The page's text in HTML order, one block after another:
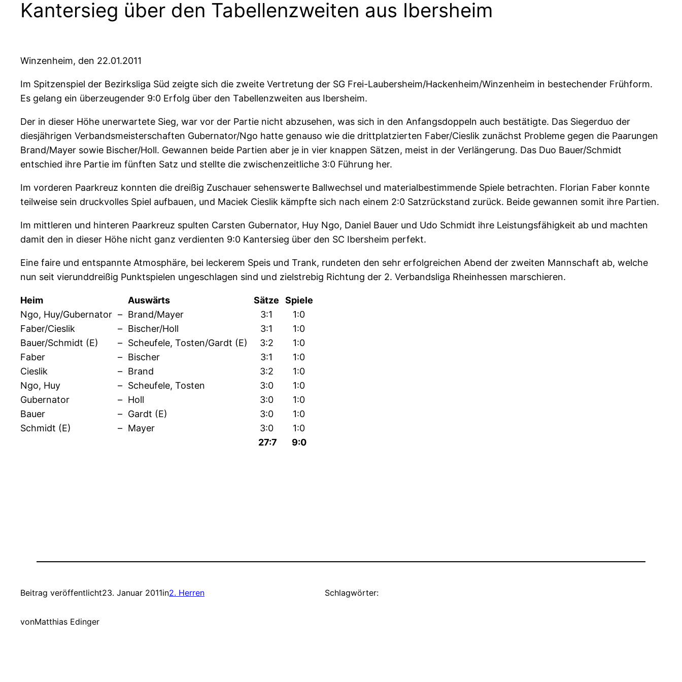
Kantersieg über den Tabellenzweiten aus Ibersheim
Winzenheim, den 22.01.2011
Im Spitzenspiel der Bezirksliga Süd zeigte sich die zweite Vertretung der SG Frei-Laubersheim/Hackenheim/Winzenheim in bestechender Frühform.
Es gelang ein überzeugender 9:0 Erfolg über den Tabellenzweiten aus Ibersheim.
Der in dieser Höhe unerwartete Sieg, war vor der Partie nicht abzusehen, was sich in den Anfangsdoppeln auch bestätigte. Das Siegerduo der
diesjährigen Verbandsmeisterschaften Gubernator/Ngo hatte genauso wie die drittplatzierten Faber/Cieslik zunächst Probleme gegen die Paarungen
Brand/Mayer sowie Bischer/Holl. Gewannen beide Partien aber je in vier knappen Sätzen, meist in der Verlängerung. Das Duo Bauer/Schmidt
entschied ihre Partie im fünften Satz und stellte die zwischenzeitliche 3:0 Führung her.
Im vorderen Paarkreuz konnten die dreißig Zuschauer sehenswerte Ballwechsel und materialbestimmende Spiele betrachten. Florian Faber konnte
teilweise sein druckvolles Spiel aufbauen, und Maciek Cieslik kämpfte sich nach einem 2:0 Satzrückstand zurück. Beide gewannen somit ihre Partien.
Im mittleren und hinteren Paarkreuz spulten Carsten Gubernator, Huy Ngo, Daniel Bauer und Udo Schmidt ihre Leistungsfähigkeit ab und machten
damit den in dieser Höhe nicht ganz verdienten 9:0 Kantersieg über den SC Ibersheim perfekt.
Eine faire und entspannte Atmosphäre, bei leckerem Speis und Trank, rundeten den sehr erfolgreichen Abend der zweiten Mannschaft ab, welche
nun seit vierunddreißig Punktspielen ungeschlagen sind und zielstrebig Richtung der 2. Verbandsliga Rheinhessen marschieren.
Heim Auswärts Sätze
Spiele
Ngo, Huy/Gubernator – Brand/Mayer 3:1
1:0
Faber/Cieslik
– Bischer/Holl 3:1
1:0
Bauer/Schmidt (E)
– Scheufele, Tosten/Gardt (E) 3:2
1:0
Faber
– Bischer 3:1
1:0
Cieslik
– Brand 3:2
1:0
Ngo, Huy
– Scheufele, Tosten 3:0
1:0
Gubernator
– Holl 3:0
1:0
Bauer
– Gardt (E) 3:0
1:0
Schmidt (E)
– Mayer 3:0
1:0
27:7
9:0
Beitrag veröffentlicht23. Januar 2011in2. Herren
vonMatthias Edinger
Schlagwörter: